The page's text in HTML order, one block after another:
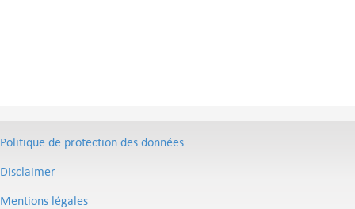
Politique de protection des données
Disclaimer
Mentions légales